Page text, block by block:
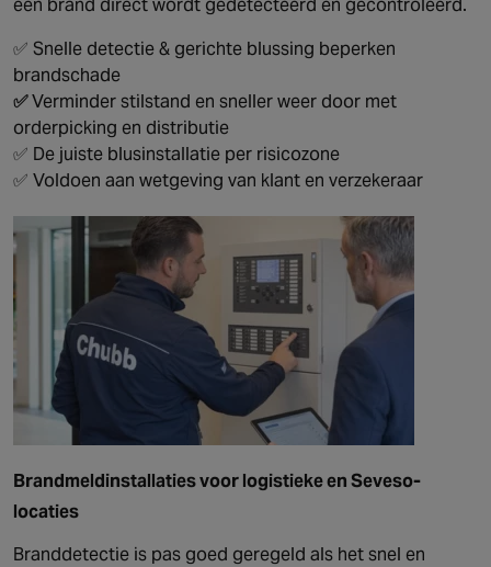
een brand direct wordt gedetecteerd en gecontroleerd.
✅ Snelle detectie & gerichte blussing beperken
brandschade
✅Verminder stilstand en sneller weer door met
orderpicking en distributie
✅ De juiste blusinstallatie per risicozone
✅ Voldoen aan wetgeving van klant en verzekeraar
Brandmeldinstallaties voor logistieke en Seveso-
locaties
Branddetectie is pas goed geregeld als het snel en